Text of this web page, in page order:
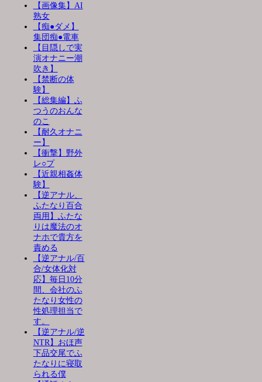
【画像集】AI
熟女
【痴●ダメ】
集団痴●電車
【目隠しで実
演オナニー潮
吹き】
【禁断の体
験】
【総集編】ふ
つうのおんな
のこ
【耐久オナニ
ー】
【衝撃】野外
レ○プ
【近親相姦体
験】
【逆アナル、
ふたなり百合
両用】ふたな
りは魔法のオ
ナホで貴方を
責める
【逆アナル/百
合/女体化対
応】毎日10分
間、会社のふ
たなり女性の
性処理担当で
す。
【逆アナル/逆
NTR】おほ声
下品交尾でふ
たなりに寝取
られる僕